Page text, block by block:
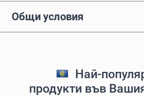
Общи условия
Най-
продукти във